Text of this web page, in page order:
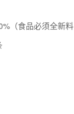
（食品必须全新